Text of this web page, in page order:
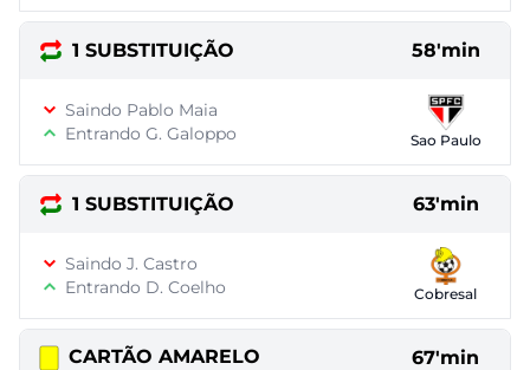
1 SUBSTITUIÇÃO 58'min
Saindo Pablo Maia
Entrando G. Galoppo
Sao Paulo
1 SUBSTITUIÇÃO 63'min
Saindo J. Castro
Entrando D. Coelho
Cobresal
CARTÃO AMARELO 67'min